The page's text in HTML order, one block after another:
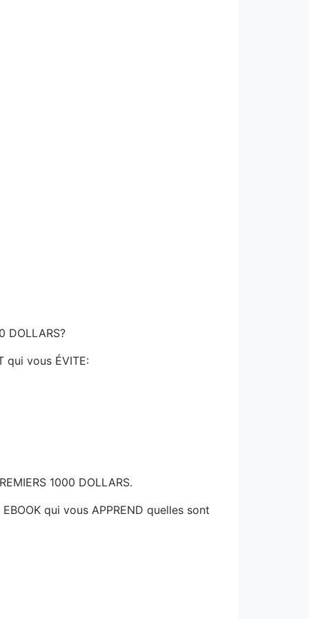
DOLLARS?
qui vous ÉVITE:
1000 DOLLARS.
EBOOK qui vous APPREND quelles sont